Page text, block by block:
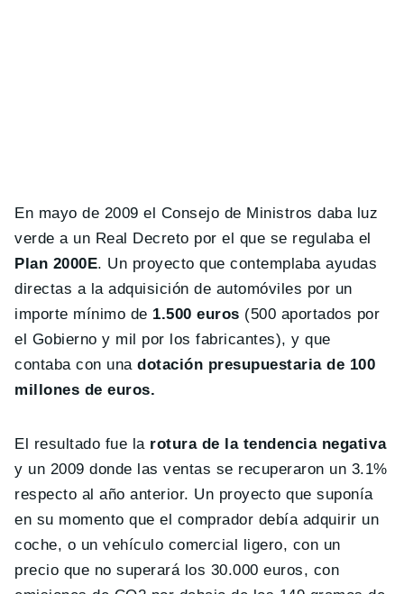
En mayo de 2009 el Consejo de Ministros daba luz
verde a un Real Decreto por el que se regulaba el
Plan 2000E. Un proyecto que contemplaba ayudas
directas a la adquisición de automóviles por un
importe mínimo de 1.500 euros (500 aportados por
el Gobierno y mil por los fabricantes), y que
contaba con unadotación presupuestaria de 100
millones de euros.
El resultado fue la rotura de la tendencia negativa
y un 2009 donde las ventas se recuperaron un 3.1%
respecto al año anterior. Un proyecto que suponía
en su momento que el comprador debía adquirir un
coche, o un vehículo comercial ligero, con un
precio que no superará los 30.000 euros, con